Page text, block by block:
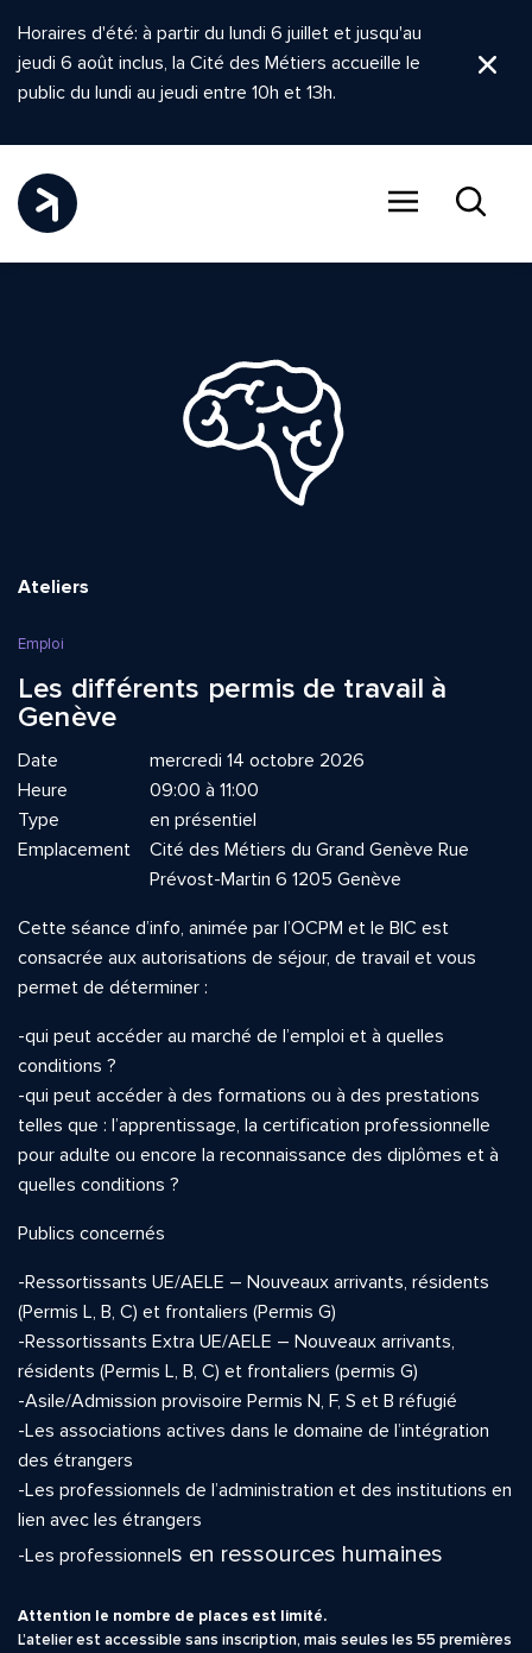
Horaires d'été: à partir du lundi 6 juillet et jusqu'au
jeudi 6 août inclus, la Cité des Métiers accueille le
public du lundi au jeudi entre 10h et 13h.
Ateliers
Emploi
Les différents permis de travail à
Genève
Date
mercredi 14 octobre 2026
Heure
09:00 à 11:00
Type
en présentiel
Emplacement
Cité des Métiers du Grand Genève Rue
Prévost-Martin 6 1205 Genève
Cette séance d’info, animée par l’OCPM et le BIC est
consacrée aux autorisations de séjour, de travail et vous
permet de déterminer :
-qui peut accéder au marché de l’emploi et à quelles
conditions ?
-qui peut accéder à des formations ou à des prestations
telles que : l’apprentissage, la certification professionnelle
pour adulte ou encore la reconnaissance des diplômes et à
quelles conditions ?
Publics concernés
-Ressortissants UE/AELE – Nouveaux arrivants, résidents
(Permis L, B, C) et frontaliers (Permis G)
-Ressortissants Extra UE/AELE – Nouveaux arrivants,
résidents (Permis L, B, C) et frontaliers (permis G)
-Asile/Admission provisoire Permis N, F, S et B réfugié
-Les associations actives dans le domaine de l’intégration
des étrangers
-Les professionnels de l’administration et des institutions en
lien avec les étrangers
-Les professionnels en ressources humaines
Attention le nombre de places est limité.
L’atelier est accessible sans inscription, mais seules les 55 premières